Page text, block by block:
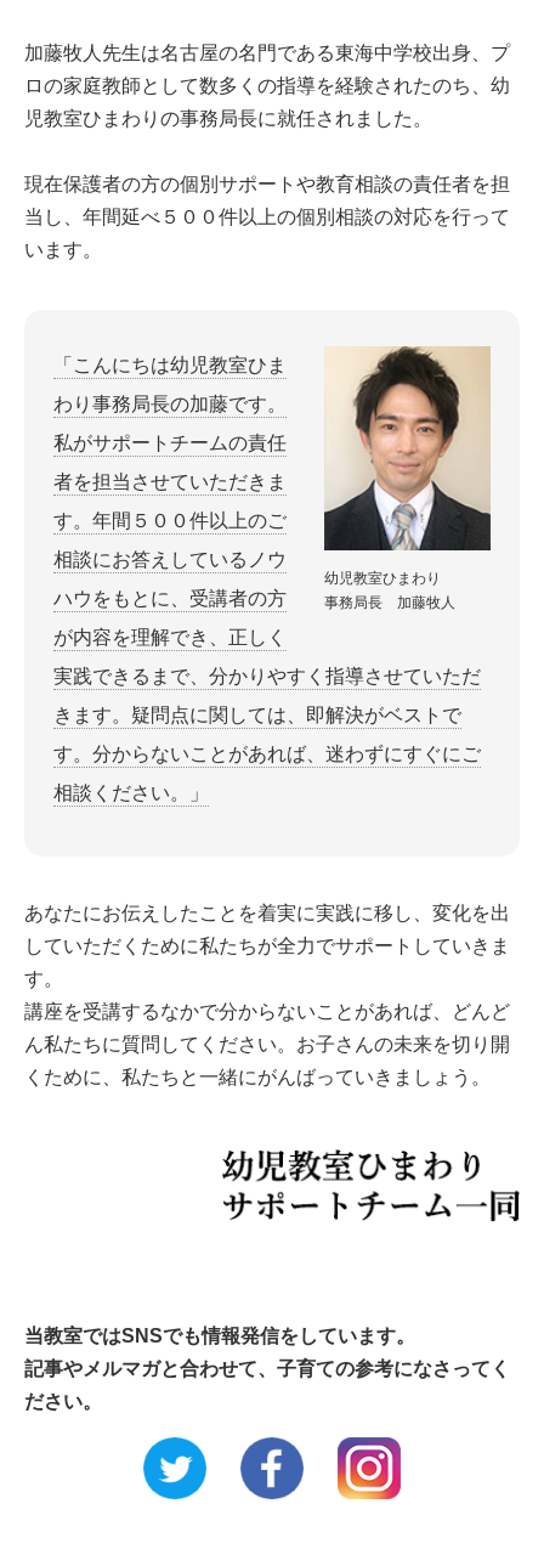
加藤牧人先生は名古屋の名門である東海中学校出身、プ
ロの家庭教師として数多くの指導を経験されたのち、幼
児教室ひまわりの事務局長に就任されました。
現在保護者の方の個別サポートや教育相談の責任者を担
当し、年間延べ５００件以上の個別相談の対応を行って
います。
幼児教室ひまわり
事務局長 加藤牧人
「こんにちは幼児教室ひま
わり事務局長の加藤です。
私がサポートチームの責任
者を担当させていただきま
す。年間５００件以上のご
相談にお答えしているノウ
ハウをもとに、受講者の方
が内容を理解でき、正しく
実践できるまで、分かりやすく指導させていただ
きます。疑問点に関しては、即解決がベストで
す。分からないことがあれば、迷わずにすぐにご
相談ください。」
あなたにお伝えしたことを着実に実践に移し、変化を出
していただくために私たちが全力でサポートしていきま
す。
講座を受講するなかで分からないことがあれば、どんど
ん私たちに質問してください。お子さんの未来を切り開
くために、私たちと一緒にがんばっていきましょう。
当教室ではSNSでも情報発信をしています。
記事やメルマガと合わせて、子育ての参考になさってく
ださい。